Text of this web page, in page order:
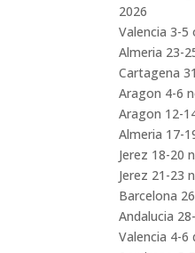
2026
Valencia 3-5
Almeria 23-
Cartagena
Aragon 4-6
Aragon 12-
Almeria 17-
Jerez 18-20
Jerez 21-23
Barcelona
Andalucia
Valencia 4-6